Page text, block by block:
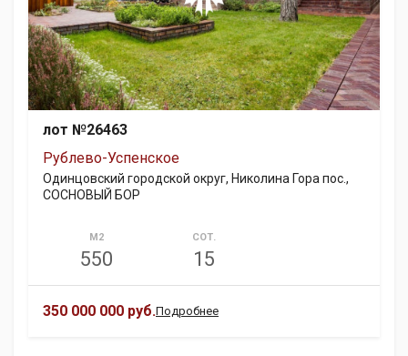
лот №26463
Рублево-Успенское
Одинцовский городской округ, Николина Гора пос.,
СОСНОВЫЙ БОР
М2
550
СОТ.
15
350 000 000 руб.Подробнее